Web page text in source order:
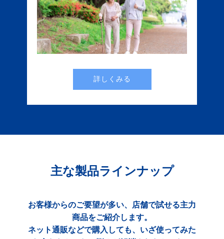
詳しくみる
主な製品ラインナップ
お客様からのご要望が多い、店舗で試せる主力
商品をご紹介します。
ネット通販などで購入しても、いざ使ってみた